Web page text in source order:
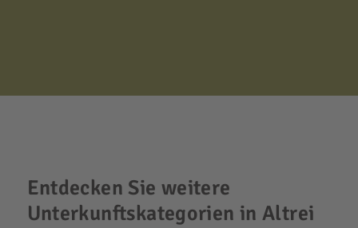
Entdecken Sie weitere
Unterkunftskategorien in Altrei